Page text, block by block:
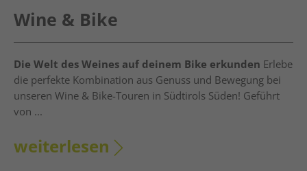
Wine & Bike
Die Welt des Weines auf deinem Bike erkunden Erlebe
die perfekte Kombination aus Genuss und Bewegung bei
unseren Wine & Bike-Touren in Südtirols Süden! Geführt
von ...
weiterlesen